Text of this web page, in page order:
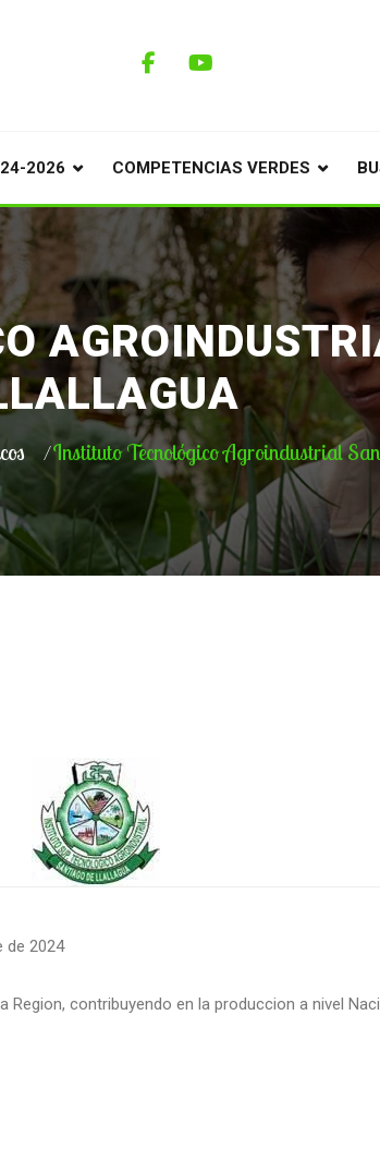
2026 COMPETENCIAS VERDES
Instituto Tecnológico Agroindustrial
de 2024
contribuyendo en la produccion a nivel